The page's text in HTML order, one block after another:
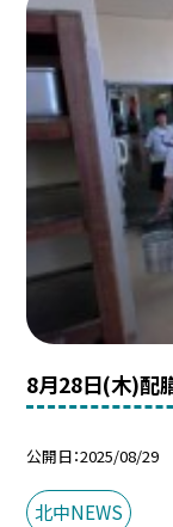
8月28日(木)配
公開日 2025/08/29
北中NEWS